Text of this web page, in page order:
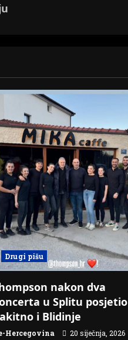
Drugi pišu
nakon dva
u Splitu posjetio
i Blidinje
Hercegovina 20 siječnja, 2026